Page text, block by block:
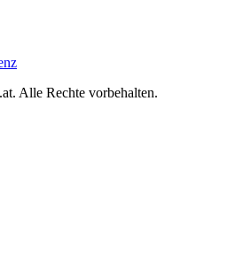
. Alle Rechte vorbehalten.